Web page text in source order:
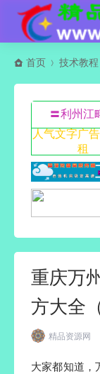
首页 技术教程
〓利州江
人气文字广
租
重庆万
方大全
精品资源网
大家都知道，